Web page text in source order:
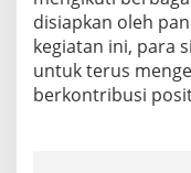
b
a
a
n
L
disiapkan oleh
kegiatan ini, para
untuk terus
berkontribusi